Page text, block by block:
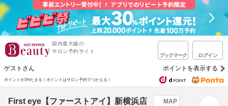
国内最大級の
サロン予約サイト
ブックマーク ログイン
ゲストさん ポイントを表示する
ポイントが1%たまる！ ポイントはサロン予約でつかえる！
First eye【ファーストアイ】新横浜店 MAP